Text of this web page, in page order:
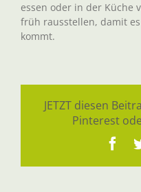
essen oder in der Küche
früh rausstellen, damit
kommt.
JETZT diesen
Pinterest